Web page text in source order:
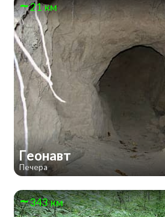
21 км
Геонавт
Печера
343 км